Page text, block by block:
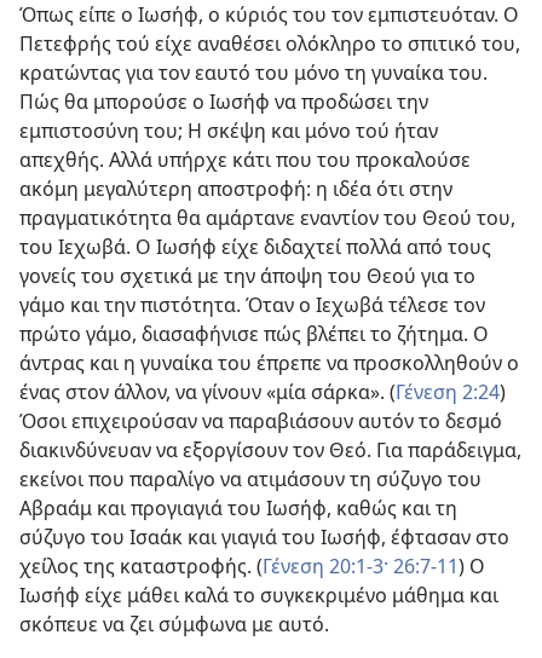
Όπως είπε ο Ιωσήφ, ο κύριός του τον εμπιστευόταν. Ο
Πετεφρής τού είχε αναθέσει ολόκληρο το σπιτικό του,
κρατώντας για τον εαυτό του μόνο τη γυναίκα του.
Πώς θα μπορούσε ο Ιωσήφ να προδώσει την
εμπιστοσύνη του; Η σκέψη και μόνο τού ήταν
απεχθής. Αλλά υπήρχε κάτι που του προκαλούσε
ακόμη μεγαλύτερη αποστροφή: η ιδέα ότι στην
πραγματικότητα θα αμάρτανε εναντίον του Θεού του,
του Ιεχωβά. Ο Ιωσήφ είχε διδαχτεί πολλά από τους
γονείς του σχετικά με την άποψη του Θεού για το
γάμο και την πιστότητα. Όταν ο Ιεχωβά τέλεσε τον
πρώτο γάμο, διασαφήνισε πώς βλέπει το ζήτημα. Ο
άντρας και η γυναίκα του έπρεπε να προσκολληθούν ο
ένας στον άλλον, να γίνουν «μία σάρκα». (Γένεση 2:24)
Όσοι επιχειρούσαν να παραβιάσουν αυτόν το δεσμό
διακινδύνευαν να εξοργίσουν τον Θεό. Για παράδειγμα,
εκείνοι που παραλίγο να ατιμάσουν τη σύζυγο του
Αβραάμ και προγιαγιά του Ιωσήφ, καθώς και τη
σύζυγο του Ισαάκ και γιαγιά του Ιωσήφ, έφτασαν στο
χείλος της καταστροφής. (Γένεση 20:1-3· 26:7-11) Ο
Ιωσήφ είχε μάθει καλά το συγκεκριμένο μάθημα και
σκόπευε να ζει σύμφωνα με αυτό.